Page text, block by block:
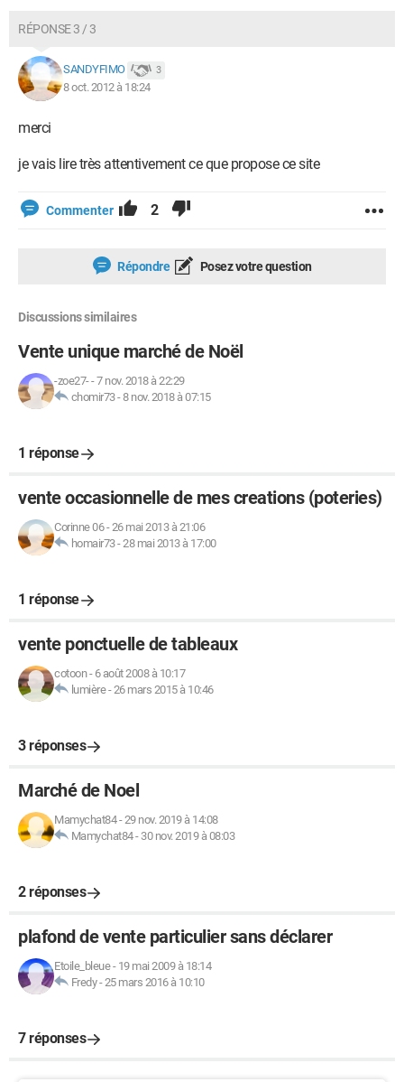
RÉPONSE 3 / 3
SANDYFIMO 3
8 oct. 2012 à 18:24
merci
je vais lire très attentivement ce que propose ce site
Commenter 2
Répondre Posez votre question
Discussions similaires
Vente unique marché de Noël
-zoe27--7 nov. 2018 à 22:29
chomir73-8 nov. 2018 à 07:15
1 réponse
vente occasionnelle de mes creations (poteries)
Corinne 06-26 mai 2013 à 21:06
homair73-28 mai 2013 à 17:00
1 réponse
vente ponctuelle de tableaux
cotoon- 6 août 2008 à 10:17
lumière-26 mars 2015 à 10:46
3 réponses
Marché de Noel
Mamychat84-29 nov. 2019 à 14:08
Mamychat84- 30 nov. 2019 à 08:03
2 réponses
plafond de vente particulier sans déclarer
Etoile_bleue- 19 mai 2009 à 18:14
Fredy-25 mars 2016 à 10:10
7 réponses